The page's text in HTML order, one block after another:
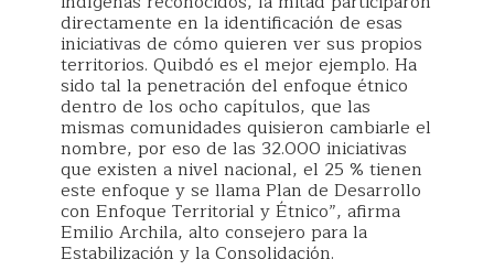
directamente en la identificación de esas
iniciativas de cómo quieren ver sus propios
territorios. Quibdó es el mejor ejemplo. Ha
sido tal la penetración del enfoque étnico
dentro de los ocho capítulos, que las
mismas comunidades quisieron cambiarle el
nombre, por eso de las 32.000 iniciativas
que existen a nivel nacional, el 25 % tienen
este enfoque y se llama Plan de Desarrollo
con Enfoque Territorial y Étnico”, afirma
Emilio Archila, alto consejero para la
Estabilización y la Consolidación.